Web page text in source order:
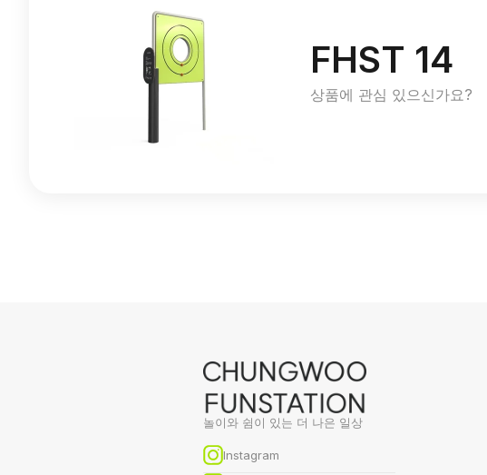
FHST 14
상품에 관심 있으신가요?
놀이와 쉼이 있는 더 나은 일상
Instagram